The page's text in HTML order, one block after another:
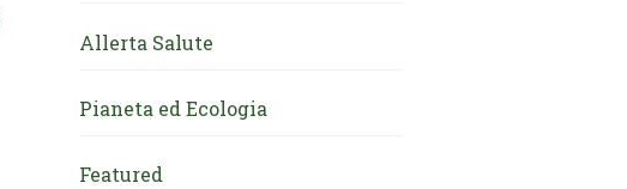
Allerta Salute
Pianeta ed Ecologia
Featured